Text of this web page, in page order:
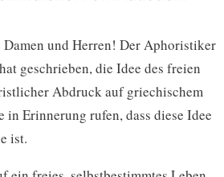
und Herren! Der Aphoristiker
geschrieben, die Idee des freien
Abdruck auf griechischem
in Erinnerung rufen, dass diese Idee
ist.